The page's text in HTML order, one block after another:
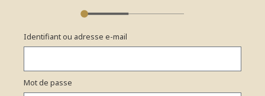
Identifiant ou adresse e-mail
Mot de passe